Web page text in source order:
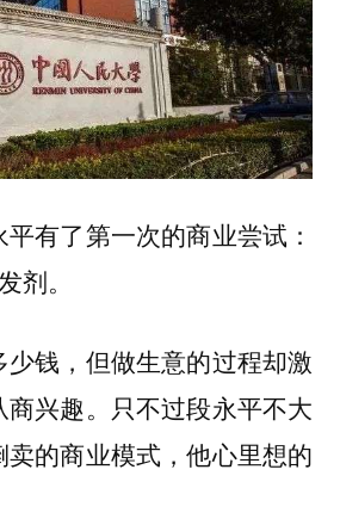
有了第一次的商业尝试：
剂。
钱，但做生意的过程却激
兴趣。只不过段永平不大
的商业模式，他心里想的